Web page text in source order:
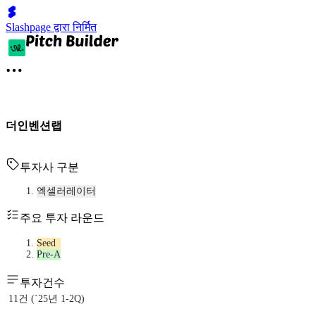
Slashpage द्वारा निर्मित
더인벤션랩
투자사 구분
엑셀러레이터
주요 투자 라운드
Seed
Pre-A
투자건수
11건 (`25년 1-2Q)